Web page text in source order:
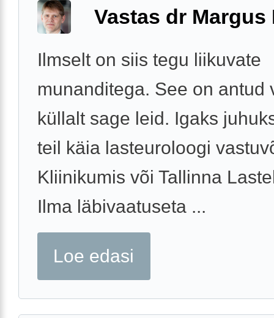
Vastas dr Margus
Ilmselt on siis tegu liikuvate
munanditega. See on antud
küllalt sage leid. Igaks
teil käia lasteuroloogi
Kliinikumis või Tallinna
Ilma läbivaatuseta ...
Loe edasi